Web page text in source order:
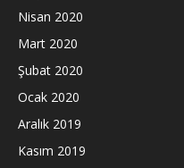
Nisan 2020
Mart 2020
Şubat 2020
Ocak 2020
Aralık 2019
Kasım 2019